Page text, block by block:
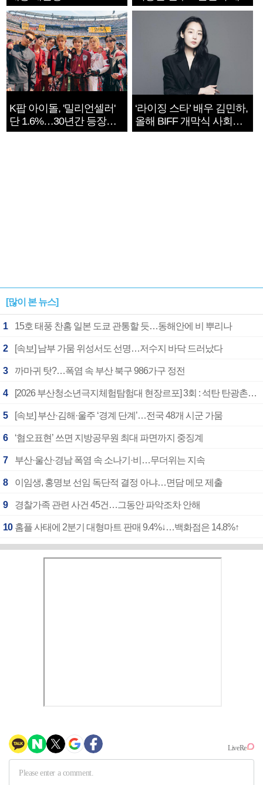
지는 ‘전쟁 속죄’
K팝 아이돌, '밀리언셀러'
단 1.6%…30년간 등장
1182개팀 전수조사
‘라이징 스타’ 배우 김민하,
올해 BIFF 개막식 사회자
확정
[많이 본 뉴스]
1 15호 태풍 찬홈 일본 도쿄 관통할 듯…동해안에 비 뿌리나
2 [속보] 남부 가뭄 위성서도 선명…저수지 바닥 드러났다
3 까마귀 탓?…폭염 속 부산 북구 986가구 정전
4 [2026 부산청소년극지체험탐험대 현장르포] 3회 : 석탄 탄광촌에서 북극 연구의 중심지로
5 [속보] 부산·김해·울주 ‘경계 단계’…전국 48개 시군 가뭄
6 ‘혐오표현’ 쓰면 지방공무원 최대 파면까지 중징계
7 부산·울산·경남 폭염 속 소나기·비…무더위는 지속
8 이임생, 홍명보 선임 독단적 결정 아냐…면담 메모 제출
9 경찰가족 관련 사건 45건…그동안 파악조차 안해
10 홈플 사태에 2분기 대형마트 판매 9.4%↓…백화점은 14.8%↑